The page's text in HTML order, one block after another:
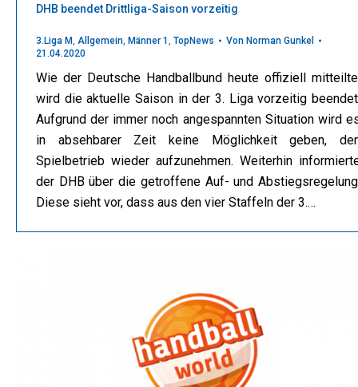
DHB beendet Drittliga-Saison vorzeitig
3.Liga M, Allgemein, Männer 1 , TopNews Von Norman Gunkel
21.04.2020
Wie der Deutsche Handballbund heute offiziell
wird die aktuelle Saison in der 3. Liga vorzeitig
Aufgrund der immer noch angespannten Situation wird
in absehbarer Zeit keine Möglichkeit geben,
Spielbetrieb wieder aufzunehmen. Weiterhin
der DHB über die getroffene Auf- und
Diese sieht vor, dass aus den vier Staffeln der 3.…